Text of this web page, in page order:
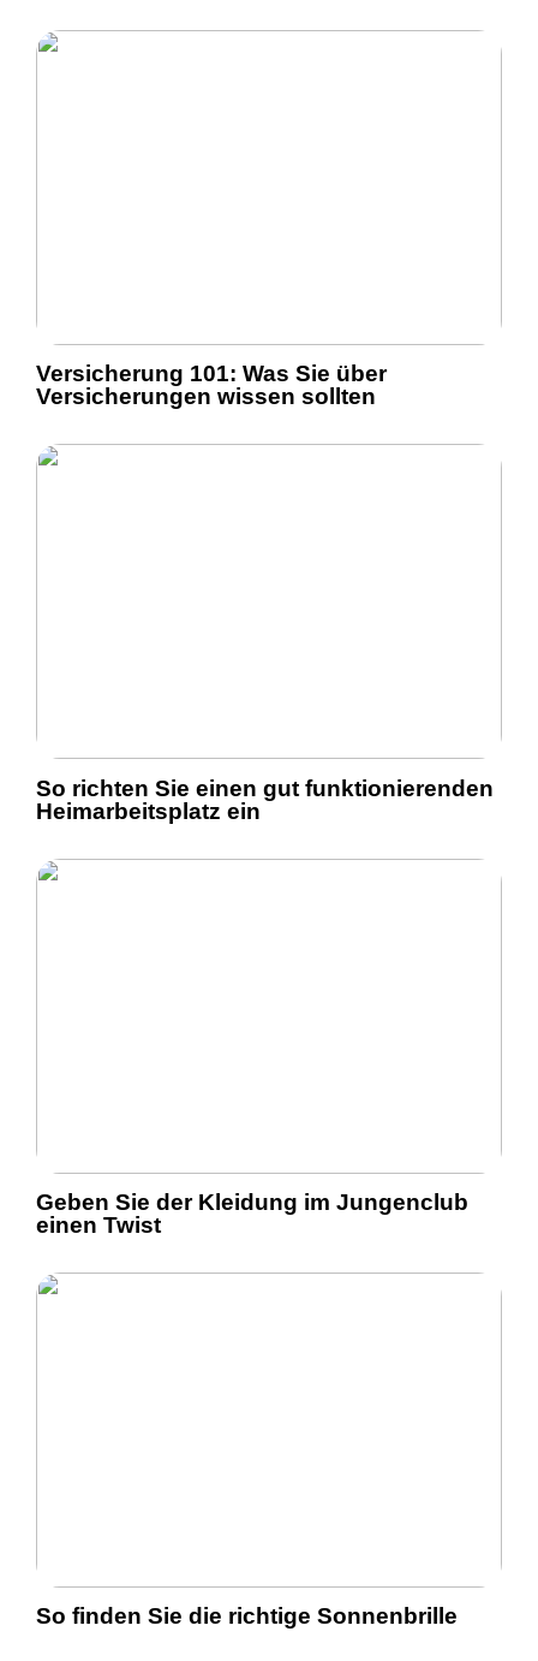
Versicherung 101: Was Sie über
Versicherungen wissen sollten
So richten Sie einen gut funktionierenden
Heimarbeitsplatz ein
Geben Sie der Kleidung im Jungenclub
einen Twist
So finden Sie die richtige Sonnenbrille